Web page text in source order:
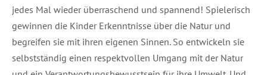
jedes Mal wieder überraschend und spannend! Spielerisch
gewinnen die Kinder Erkenntnisse über die Natur und
begreifen sie mit ihren eigenen Sinnen. So entwickeln sie
selbstständig einen respektvollen Umgang mit der Natur